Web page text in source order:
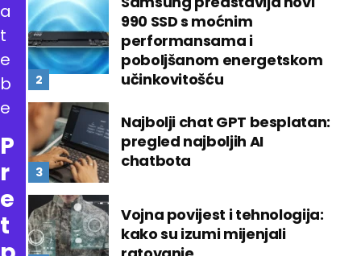
990 SSD s moćnim
performansama i
poboljšanom energetskom
učinkovitošću
Najbolji chat GPT besplatan:
pregled najboljih AI
chatbota
Vojna povijest i tehnologija:
kako su izumi mijenjali
a
t
e
b
e
P
r
e
t